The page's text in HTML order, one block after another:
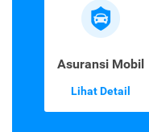
Asuransi Mobil
Lihat Detail